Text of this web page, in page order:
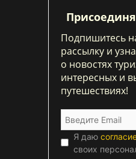
Подпишитесь
рассылку и
о новостях
интересных и
путешествиях!
Я даю
своих